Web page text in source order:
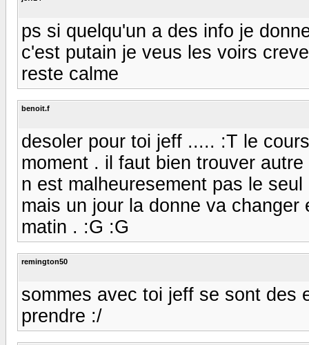
ps si quelqu'un a des info je
c'est putain je veus les voirs
reste calme
benoit.f
desoler pour toi jeff ..... :T le
moment . il faut bien trouver
n est malheuresement pas le
mais un jour la donne va
matin . :G :G
remington50
sommes avec toi jeff se sont des
prendre :/